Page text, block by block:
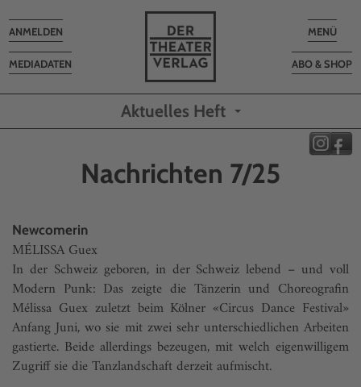
Toggle
MENÜ
ABO & SHOP
MEDIADATEN
Toggle
navigation
ANMELDEN
Aktuelles Heft
Nachrichten 7/25
Newcomerin
MÉLISSA Guex
In der Schweiz geboren, in der Schweiz lebend – und voll
Modern Punk: Das zeigte die Tänzerin und Choreografin
Mélissa Guex zuletzt beim Kölner «Circus Dance Festival»
Anfang Juni, wo sie mit zwei sehr unterschiedlichen Arbeiten
gastierte. Beide allerdings bezeugen, mit welch eigenwilligem
Zugriff sie die Tanzlandschaft derzeit aufmischt.